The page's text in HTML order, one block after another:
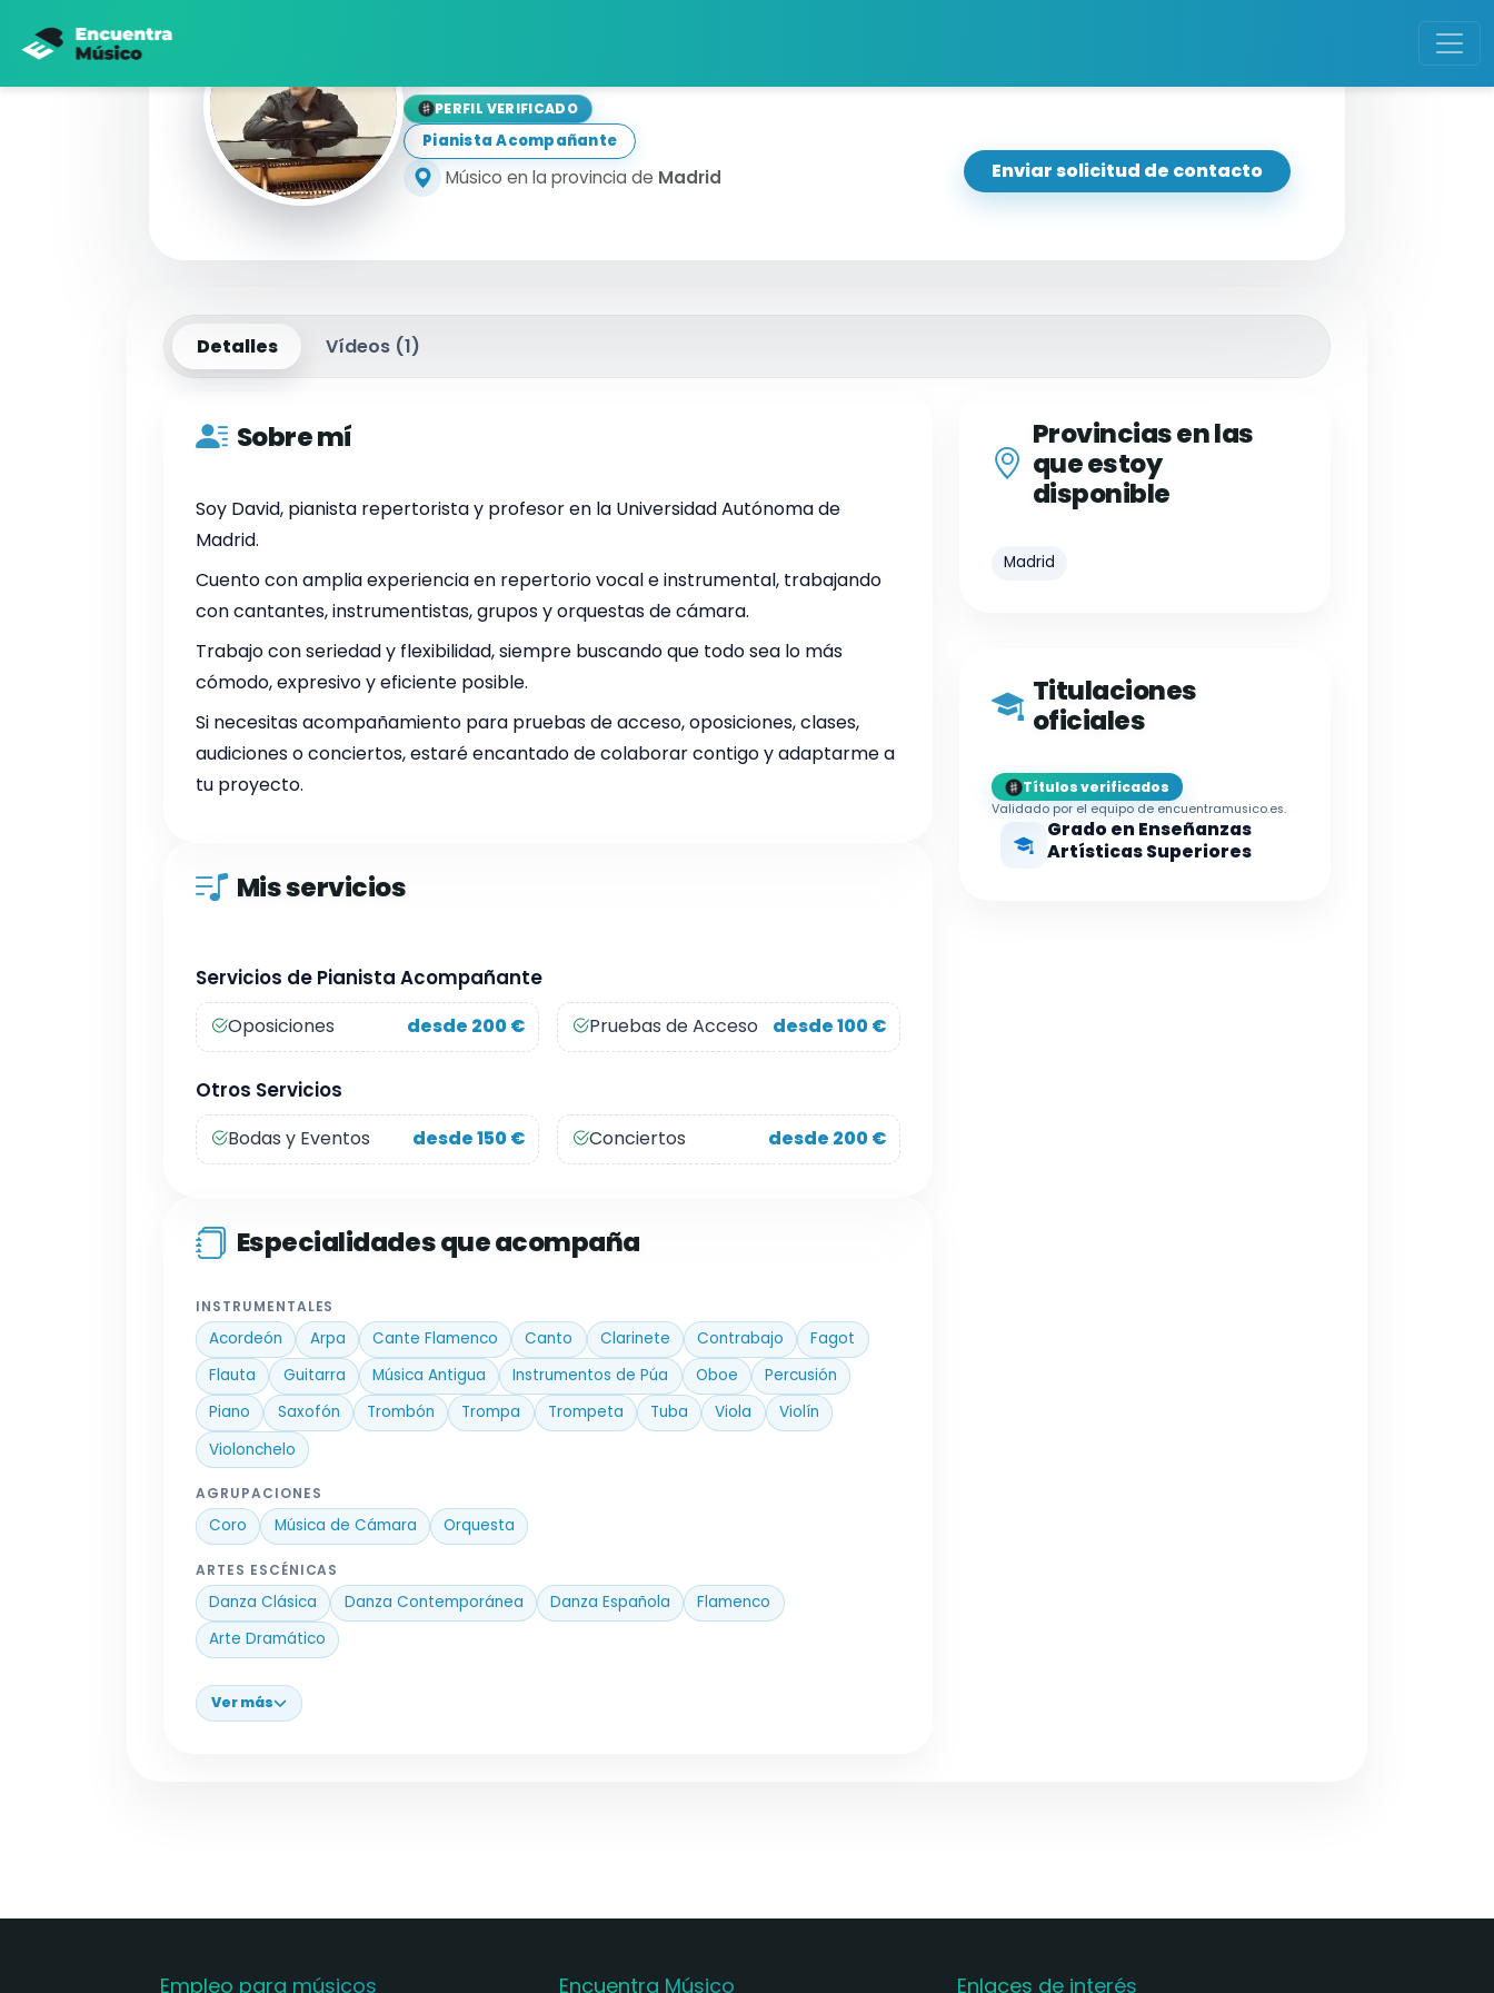
PERFIL VERIFICADO
Pianista Acompañante
Músico en la provincia de Madrid Enviar solicitud de contacto
Detalles Vídeos (1)
Sobre mí
Soy David, pianista repertorista y profesor en la Universidad Autónoma de
Madrid.
Cuento con amplia experiencia en repertorio vocal e instrumental, trabajando
con cantantes, instrumentistas, grupos y orquestas de cámara.
Trabajo con seriedad y flexibilidad, siempre buscando que todo sea lo más
cómodo, expresivo y eficiente posible.
Si necesitas acompañamiento para pruebas de acceso, oposiciones, clases,
audiciones o conciertos, estaré encantado de colaborar contigo y adaptarme a
tu proyecto.
Mis servicios
Servicios de Pianista Acompañante
Oposiciones desde 200 € Pruebas de Acceso desde 100 €
Otros Servicios
Bodas y Eventos desde 150 € Conciertos desde 200 €
Especialidades que acompaña
INSTRUMENTALES
Acordeón Arpa Cante Flamenco Canto Clarinete Contrabajo
Fagot
Flauta
Guitarra Música Antigua Instrumentos de Púa Oboe
Percusión
Piano
Saxofón Trombón Trompa Trompeta Tuba Viola
Violín
Violonchelo
AGRUPACIONES
Coro Música de Cámara Orquesta
ARTES ESCÉNICAS
Danza Clásica Danza Contemporánea Danza Española
Flamenco
Arte Dramático
Ver más
Provincias en las
que estoy
disponible
Madrid
Titulaciones
oficiales
Títulos verificados
Validado por el equipo de encuentramusico.es.
Grado en Enseñanzas
Artísticas Superiores
Empleo para músicos Encuentra Músico Enlaces de interés